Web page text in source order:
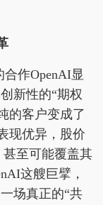
作OpenAI显
新性的“期权
的客户变成了
现优异，股价
甚至可能覆盖其
这艘巨擘，
场真正的“共